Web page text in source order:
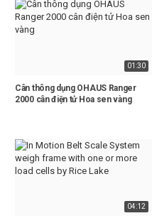
01:30
Cân thông dụng OHAUS Ranger
2000 cân điện tử Hoa sen vàng
04:12